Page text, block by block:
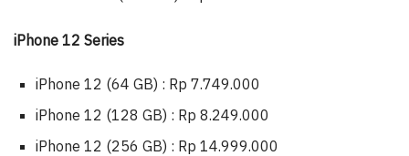
iPhone 12 Series
iPhone 12 (64 GB) : Rp 7.749.000
iPhone 12 (128 GB) : Rp 8.249.000
iPhone 12 (256 GB) : Rp 14.999.000